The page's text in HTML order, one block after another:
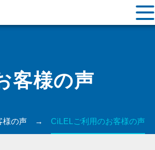
客様の声
様の声 → CiLELご利用のお客様の声